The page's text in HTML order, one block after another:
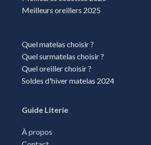
Sens
Varennes-Vauzelles
Vesoul
Meilleurs oreillers 2025
Quel matelas choisir ?
Quel surmatelas choisir ?
Quel oreiller choisir ?
Soldes d'hiver matelas 2024
Guide Literie
À propos